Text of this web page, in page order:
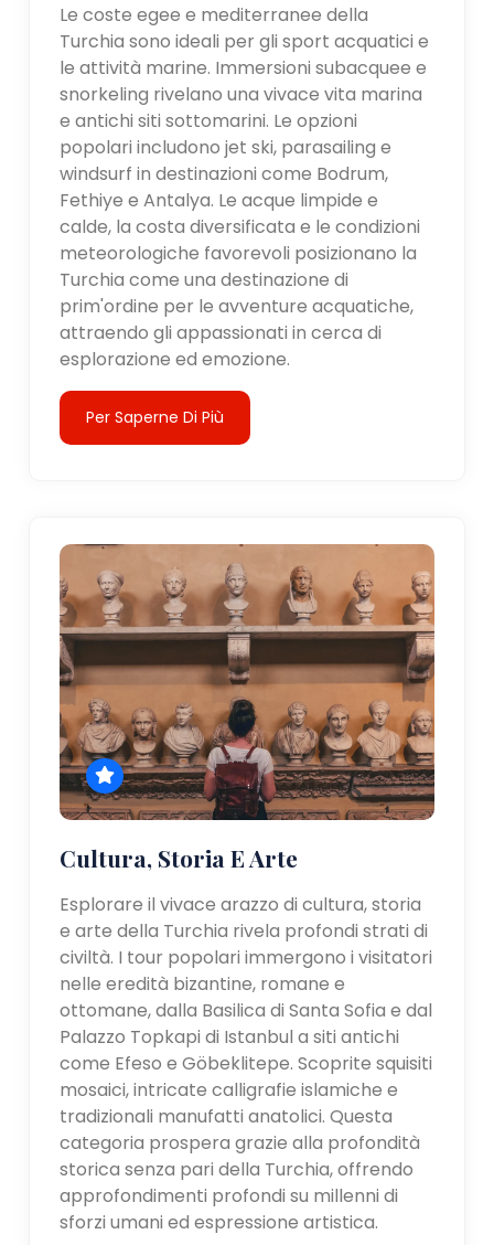
Le coste egee e mediterranee della
Turchia sono ideali per gli sport acquatici e
le attività marine. Immersioni subacquee e
snorkeling rivelano una vivace vita marina
e antichi siti sottomarini. Le opzioni
popolari includono jet ski, parasailing e
windsurf in destinazioni come Bodrum,
Fethiye e Antalya. Le acque limpide e
calde, la costa diversificata e le condizioni
meteorologiche favorevoli posizionano la
Turchia come una destinazione di
prim'ordine per le avventure acquatiche,
attraendo gli appassionati in cerca di
esplorazione ed emozione.
Per Saperne Di Più
Cultura, Storia E Arte
Esplorare il vivace arazzo di cultura, storia
e arte della Turchia rivela profondi strati di
civiltà. I tour popolari immergono i visitatori
nelle eredità bizantine, romane e
ottomane, dalla Basilica di Santa Sofia e dal
Palazzo Topkapi di Istanbul a siti antichi
come Efeso e Göbeklitepe. Scoprite squisiti
mosaici, intricate calligrafie islamiche e
tradizionali manufatti anatolici. Questa
categoria prospera grazie alla profondità
storica senza pari della Turchia, offrendo
approfondimenti profondi su millenni di
sforzi umani ed espressione artistica.